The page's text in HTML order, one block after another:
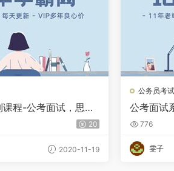
程-公考面试，思维
20
2020-11-19
公务员考试
公考面试
彩逆袭课
776
雯子